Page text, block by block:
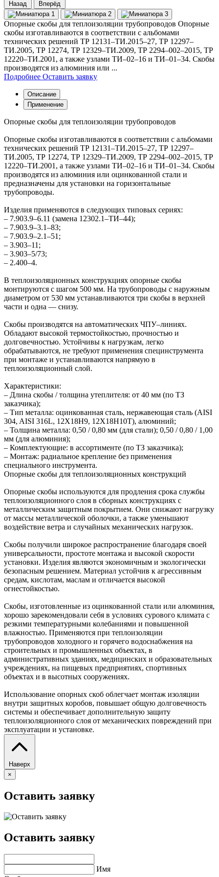
Назад Вперёд
Опорные скобы для теплоизоляции трубопроводов Опорные
скобы изготавливаются в соответствии с альбомами
технических решений ТР 12131–ТИ.2015–27, ТР 12297–
ТИ.2005, ТР 12274, ТР 12329–ТИ.2009, ТР 2294–002–2015, ТР
12220–ТИ.2001, а также узлами ТИ–02–16 и ТИ–01–34. Скобы
производятся из алюминия или ...
Подробнее Оставить заявку
Описание
Применение
Опорные скобы для теплоизоляции трубопроводов
Опорные скобы изготавливаются в соответствии с альбомами
технических решений ТР 12131–ТИ.2015–27, ТР 12297–
ТИ.2005, ТР 12274, ТР 12329–ТИ.2009, ТР 2294–002–2015, ТР
12220–ТИ.2001, а также узлами ТИ–02–16 и ТИ–01–34. Скобы
производятся из алюминия или оцинкованной стали и
предназначены для установки на горизонтальные
трубопроводы.
Изделия применяются в следующих типовых сериях:
– 7.903.9–6.11 (замена 12302.1–ТИ–44);
– 7.903.9–3.1–83;
– 7.903.9–2.1–51;
– 3.903–11;
– 3.903–5/73;
– 2.400–4.
В теплоизоляционных конструкциях опорные скобы
монтируются с шагом 500 мм. На трубопроводы с наружным
диаметром от 530 мм устанавливаются три скобы в верхней
части и одна — снизу.
Скобы производятся на автоматических ЧПУ–линиях.
Обладают высокой термостойкостью, прочностью и
долговечностью. Устойчивы к нагрузкам, легко
обрабатываются, не требуют применения специнструмента
при монтаже и устанавливаются напрямую в
теплоизоляционный слой.
Характеристики:
– Длина скобы / толщина утеплителя: от 40 мм (по ТЗ
заказчика);
– Тип металла: оцинкованная сталь, нержавеющая сталь (AISI
304, AISI 316L, 12Х18Н9, 12Х18Н10Т), алюминий;
– Толщина металла: 0,50 / 0,80 мм (для стали); 0,50 / 0,80 / 1,00
мм (для алюминия);
– Комплектующие: в ассортименте (по ТЗ заказчика);
– Монтаж: радиальное крепление без применения
специального инструмента.
Опорные скобы для теплоизоляционных конструкций
Опорные скобы используются для продления срока службы
теплоизоляционного слоя в сборных конструкциях с
металлическим защитным покрытием. Они снижают нагрузку
от массы металлической оболочки, а также уменьшают
воздействие ветра и случайных механических нагрузок.
Скобы получили широкое распространение благодаря своей
универсальности, простоте монтажа и высокой скорости
установки. Изделия являются экономичным и экологически
безопасным решением. Материал устойчив к агрессивным
средам, кислотам, маслам и отличается высокой
огнестойкостью.
Скобы, изготовленные из оцинкованной стали или алюминия,
хорошо зарекомендовали себя в условиях сурового климата с
резкими температурными колебаниями и повышенной
влажностью. Применяются при теплоизоляции
трубопроводов холодного и горячего водоснабжения на
строительных и промышленных объектах, в
административных зданиях, медицинских и образовательных
учреждениях, на пищевых предприятиях, спортивных
объектах и в высотных сооружениях.
Использование опорных скоб облегчает монтаж изоляции
внутри защитных коробов, повышает общую долговечность
системы и обеспечивает дополнительную защиту
теплоизоляционного слоя от механических повреждений при
эксплуатации и установке.
Наверх
×
Оставить заявку
Оставить заявку
Имя